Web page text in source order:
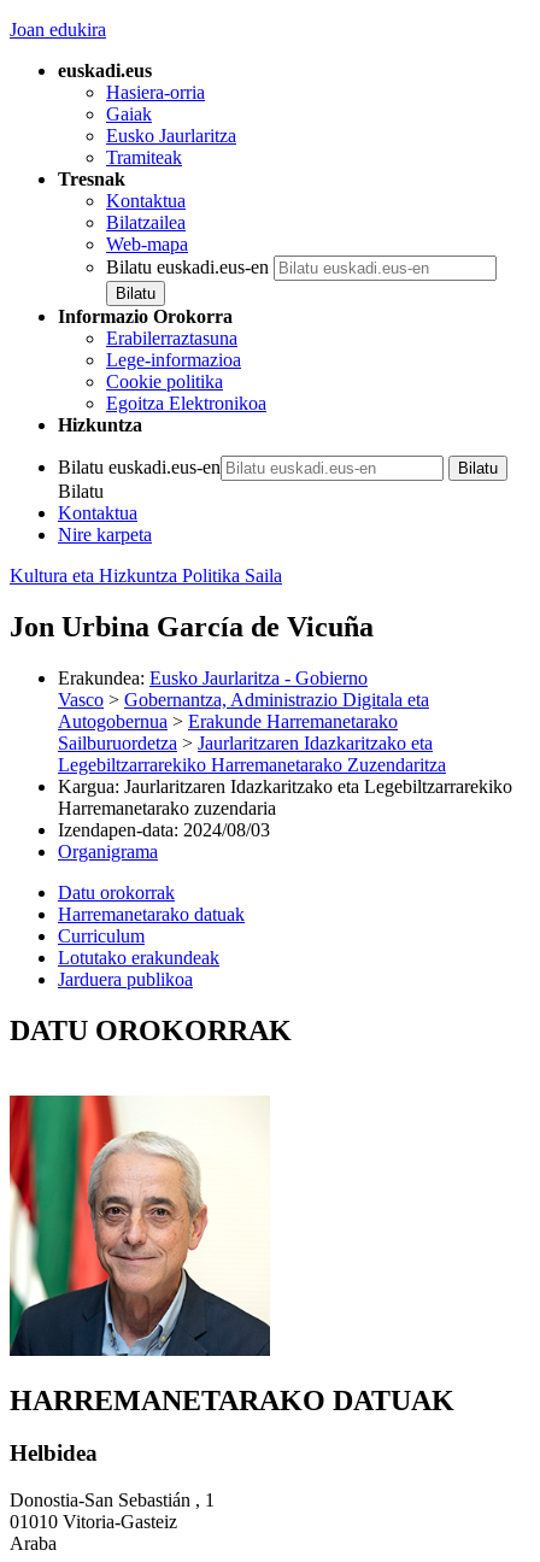
Joan edukira
euskadi.eus
Hasiera-orria
Gaiak
Eusko Jaurlaritza
Tramiteak
Tresnak
Kontaktua
Bilatzailea
Web-mapa
Bilatu euskadi.eus-en
Informazio Orokorra
Erabilerraztasuna
Lege-informazioa
Cookie politika
Egoitza Elektronikoa
Hizkuntza
Bilatu euskadi.eus-en
Bilatu
Kontaktua
Nire karpeta
Kultura eta Hizkuntza Politika Saila
Jon Urbina García de Vicuña
Erakundea: Eusko Jaurlaritza - Gobierno
Vasco > Gobernantza, Administrazio Digitala eta
Autogobernua > Erakunde Harremanetarako
Sailburuordetza > Jaurlaritzaren Idazkaritzako eta
Legebiltzarrarekiko Harremanetarako Zuzendaritza
Kargua: Jaurlaritzaren Idazkaritzako eta Legebiltzarrarekiko
Harremanetarako zuzendaria
Izendapen-data: 2024/08/03
Organigrama
Datu orokorrak
Harremanetarako datuak
Curriculum
Lotutako erakundeak
Jarduera publikoa
DATU OROKORRAK
HARREMANETARAKO DATUAK
Helbidea
Donostia-San Sebastián , 1
01010 Vitoria-Gasteiz
Araba